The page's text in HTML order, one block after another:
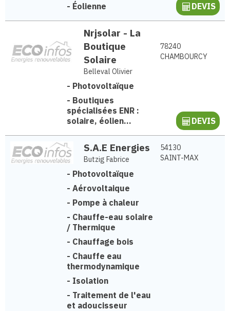
- Éolienne DEVIS
Nrjsolar - La
Boutique
Solaire
Belleval Olivier
78240
CHAMBOURCY
- Photovoltaïque
- Boutiques
spécialisées ENR :
solaire, éolien...
DEVIS
S.A.E Energies
Butzig Fabrice
54130
SAINT-MAX
- Photovoltaïque
- Aérovoltaique
- Pompe à chaleur
- Chauffe-eau solaire
/ Thermique
- Chauffage bois
- Chauffe eau
thermodynamique
- Isolation
- Traitement de l'eau
et adoucisseur